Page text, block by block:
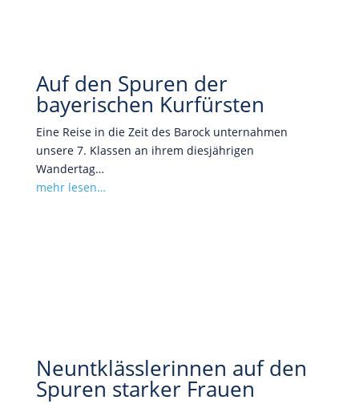
Auf den Spuren der
bayerischen Kurfürsten
Eine Reise in die Zeit des Barock unternahmen
unsere 7. Klassen an ihrem diesjährigen
Wandertag…
mehr lesen…
Neuntklässlerinnen auf den
Spuren starker Frauen